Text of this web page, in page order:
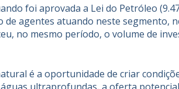
foi aprovada a Lei do Petróleo
agentes atuando neste segmento,
no mesmo período, o volume de
é a oportunidade de criar